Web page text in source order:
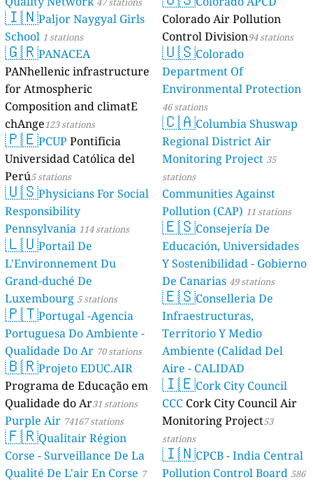
Colorado Air Pollution
Control Division94 stations
🇺🇸Colorado
Department Of
Environmental Protection
46 stations
🇨🇦Columbia Shuswap
Regional District Air
Monitoring Project 35
stations
Communities Against
Pollution (CAP) 11 stations
🇪🇸Consejería De
Educación, Universidades
Y Sostenibilidad - Gobierno
De Canarias 49 stations
🇪🇸Conselleria De
Infraestructuras,
Territorio Y Medio
Ambiente (Calidad Del
Aire - CALIDAD
AMBIENTAL) 23 stations
🇮🇪Cork City Council
CCC Cork City Council Air
Monitoring Project53
stations
🇮🇳CPCB - India Central
Pollution Control Board 586
🇮🇳Paljor Naygyal Girls
School 1 stations
🇬🇷PANACEA
PANhellenic infrastructure
for Atmospheric
Composition and climatE
chAnge123 stations
🇵🇪PCUPPontificia
Universidad Católica del
Perú5 stations
🇺🇸Physicians For Social
Responsibility
Pennsylvania 114 stations
🇱🇺Portail De
L'Environnement Du
Grand-duché De
Luxembourg 5 stations
🇵🇹Portugal -Agencia
Portuguesa Do Ambiente -
Qualidade Do Ar 70 stations
🇧🇷Projeto EDUC.AIR
Programa de Educação em
Qualidade do Ar31 stations
Purple Air 74167 stations
🇫🇷Qualitair Région
Corse - Surveillance De La
Qualité De L'air En Corse 7